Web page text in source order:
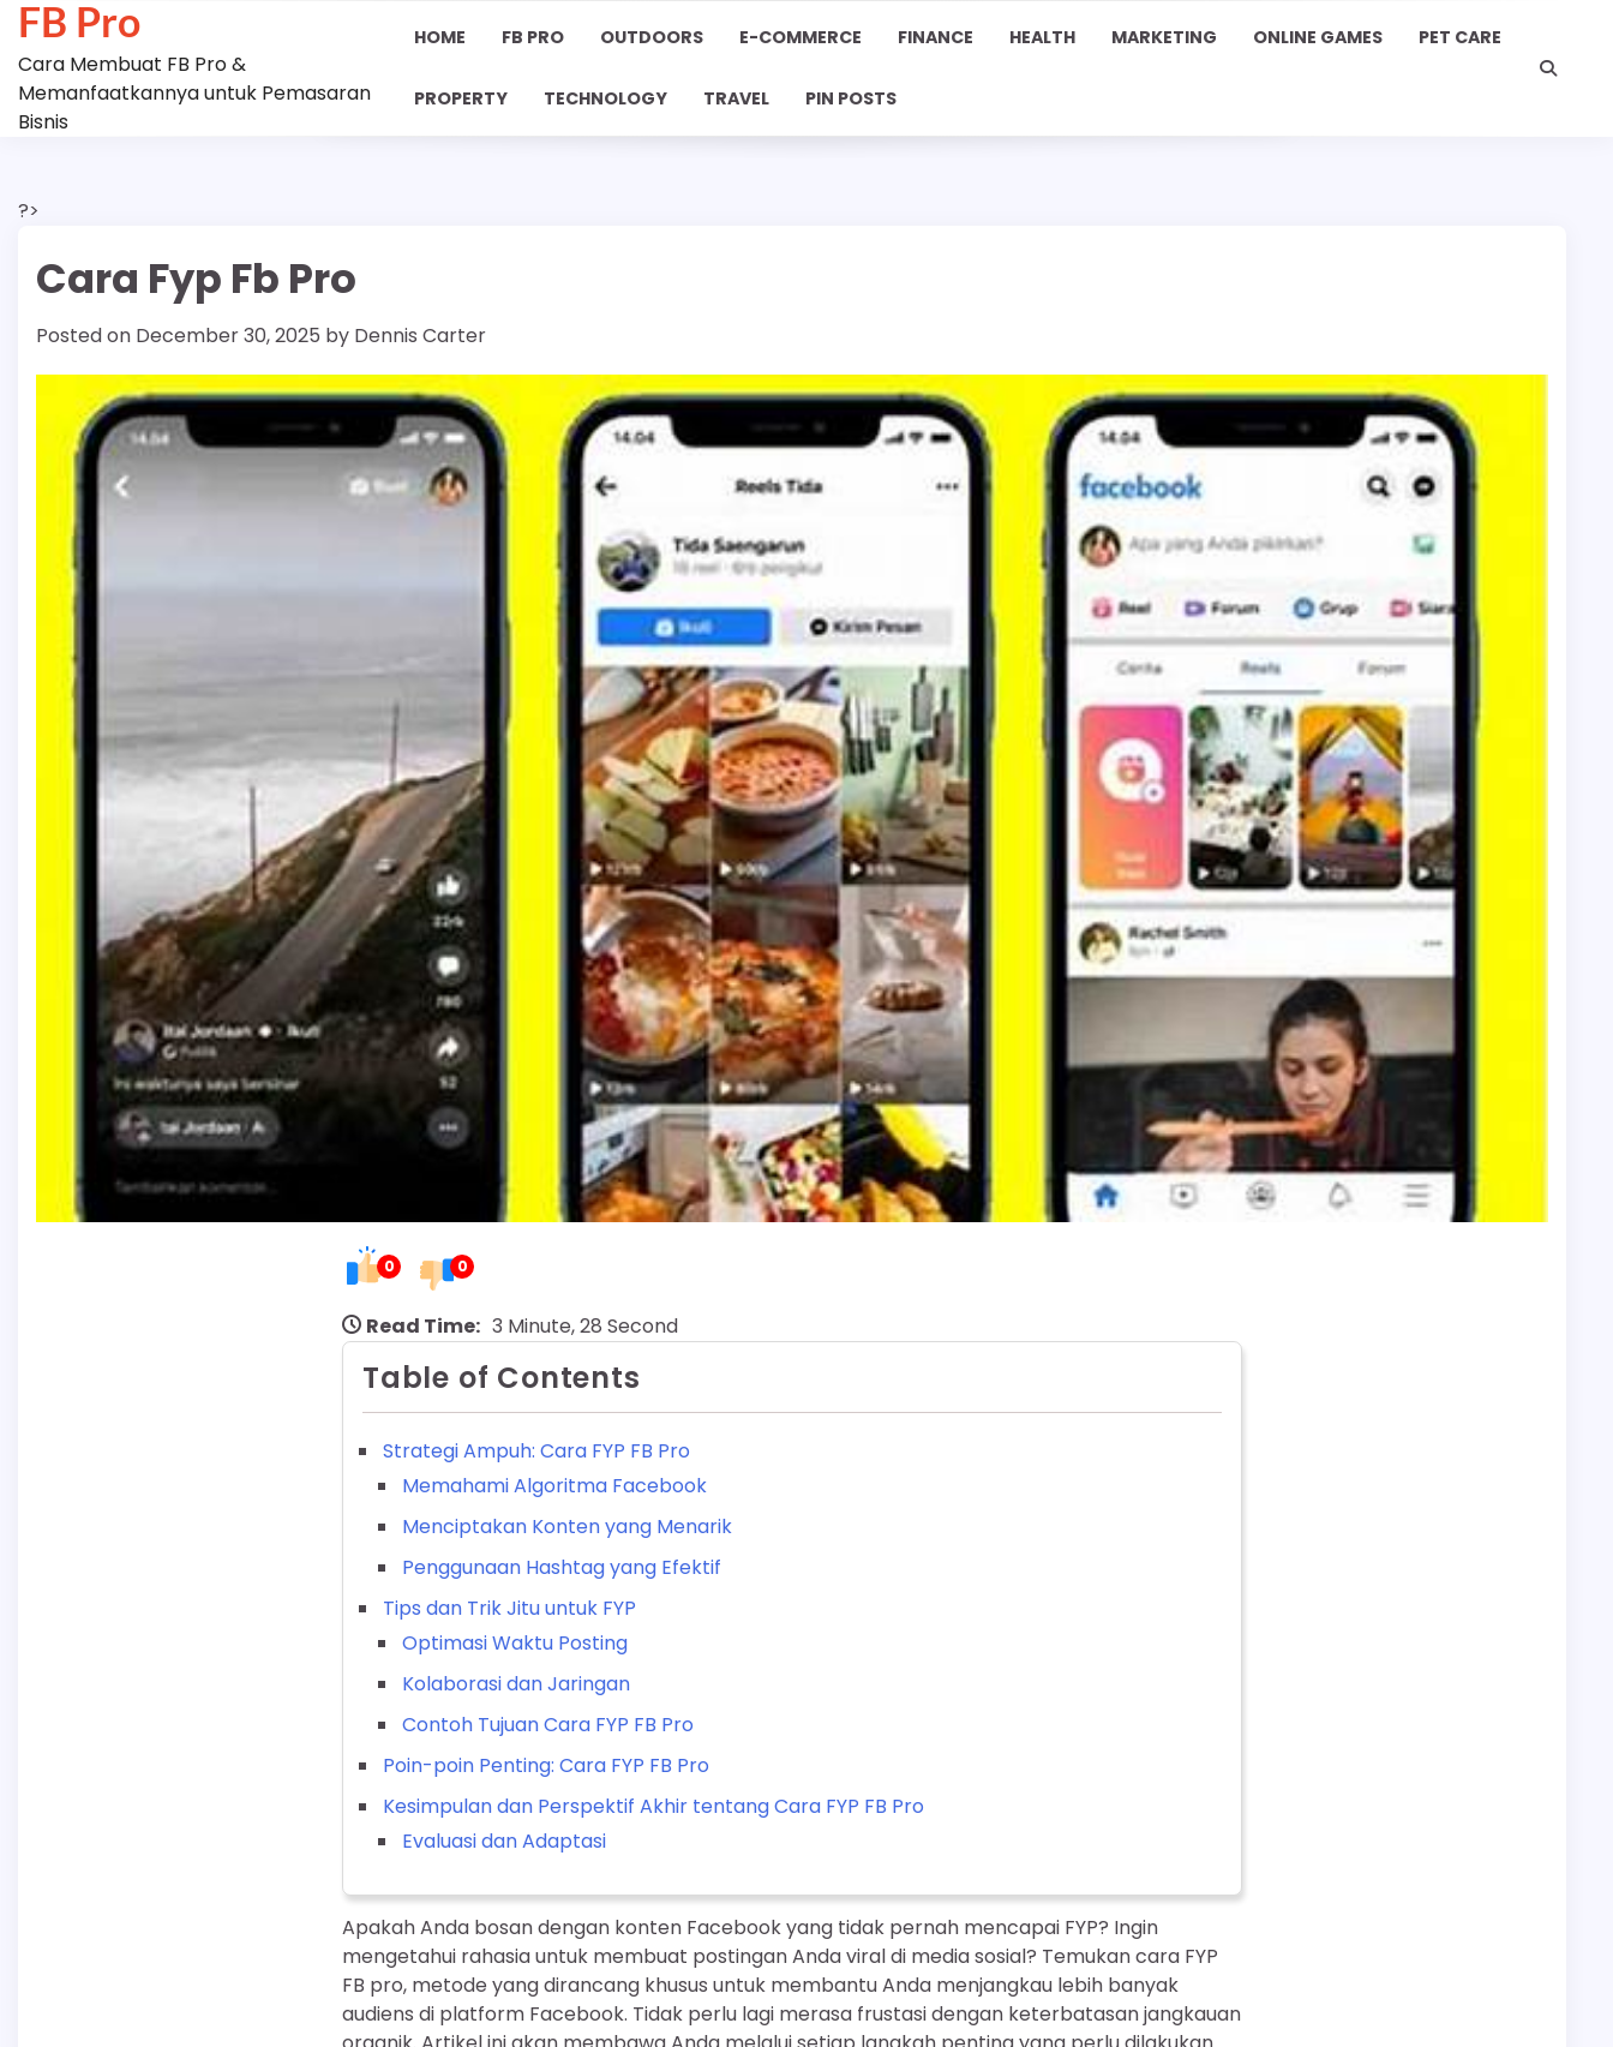
Skip
content
FB Pro
Cara Membuat FB Pro &
Memanfaatkannya untuk Pemasaran
Bisnis
HOME FB PRO OUTDOORS E-COMMERCE FINANCE HEALTH MARKETING ONLINE GAMES PET CARE
PROPERTY TECHNOLOGY TRAVEL PIN POSTS
?>
Cara Fyp Fb Pro
Posted on December 30, 2025 by Dennis Carter
0 0
Read Time: 3 Minute, 28 Second
Table of Contents
Strategi Ampuh: Cara FYP FB Pro
Memahami Algoritma Facebook
Menciptakan Konten yang Menarik
Penggunaan Hashtag yang Efektif
Tips dan Trik Jitu untuk FYP
Optimasi Waktu Posting
Kolaborasi dan Jaringan
Contoh Tujuan Cara FYP FB Pro
Poin-poin Penting: Cara FYP FB Pro
Kesimpulan dan Perspektif Akhir tentang Cara FYP FB Pro
Evaluasi dan Adaptasi
Apakah Anda bosan dengan konten Facebook yang tidak pernah mencapai FYP? Ingin
mengetahui rahasia untuk membuat postingan Anda viral di media sosial? Temukan cara FYP
FB pro, metode yang dirancang khusus untuk membantu Anda menjangkau lebih banyak
audiens di platform Facebook. Tidak perlu lagi merasa frustasi dengan keterbatasan jangkauan